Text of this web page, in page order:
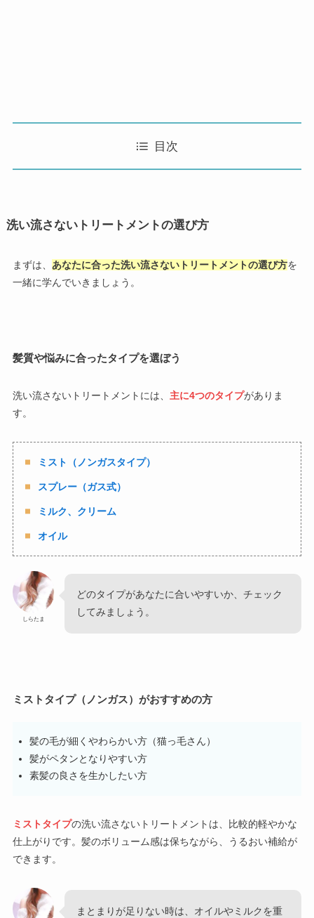
目次
洗い流さないトリートメントの選び方
まずは、 あなたに合った洗い流さないトリートメントの選び方を
一緒に学んでいきましょう。
髪質や悩みに合ったタイプを選ぼう
洗い流さないトリートメントには、 主に4つのタイプがありま
す。
ミスト（ノンガスタイプ）
スプレー（ガス式）
ミルク、クリーム
オイル
しらたま
どのタイプがあなたに合いやすいか、チェック
してみましょう。
ミストタイプ（ノンガス）がおすすめの方
髪の毛が細くやわらかい方（猫っ毛さん）
髪がペタンとなりやすい方
素髪の良さを生かしたい方
ミストタイプの洗い流さないトリートメントは、比較的軽やかな
仕上がりです。髪のボリューム感は保ちながら、うるおい補給が
できます。
まとまりが足りない時は、オイルやミルクを重